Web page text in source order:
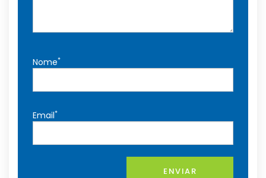
Nome*
Email*
ENVIAR